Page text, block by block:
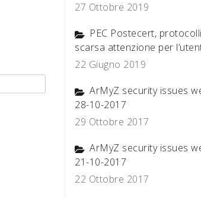
27 Ottobre 2019
PEC Postecert,
scarsa attenzione per
22 Giugno 2019
ArMyZ security issues
28-10-2017
29 Ottobre 2017
ArMyZ security issues
21-10-2017
22 Ottobre 2017